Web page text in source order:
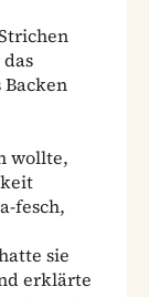
wollte,
fesch,
sie
erklärte